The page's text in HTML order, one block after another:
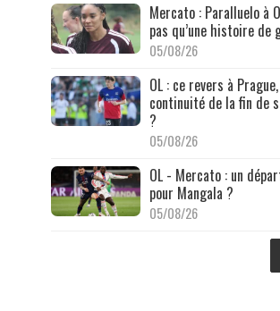
Mercato : Paralluelo à
pas qu’une histoire de
05/08/26
OL : ce revers à
continuité de la fin de
?
05/08/26
OL - Mercato : un
pour Mangala ?
05/08/26